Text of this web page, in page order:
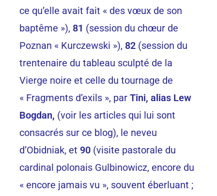
ce qu’elle avait fait « des vœux de son
baptême »), 81 (session du chœur de
Poznan « Kurczewski »), 82 (session du
trentenaire du tableau sculpté de la
Vierge noire et celle du tournage de
« Fragments d’exils », par Tini, alias Lew
Bogdan, (voir les articles qui lui sont
consacrés sur ce blog), le neveu
d’Obidniak, et 90 (visite pastorale du
cardinal polonais Gulbinowicz, encore du
« encore jamais vu », souvent éberluant ;